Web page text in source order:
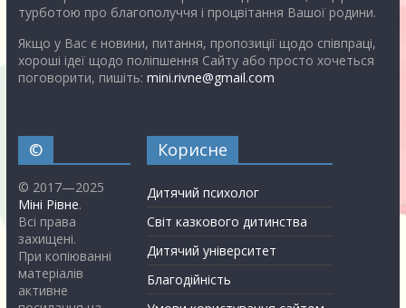
турботою про благополуччя і процвітання Вашої родини.
Якщо у Вас є новини, питання, пропозиції щодо співпраці,
хороші ідеї щодо поліпшення Сайту або просто хочеться
поговорити, пишіть: mini.rivne@gmail.com
©
© 2017—2025
Міні Рівне.
Всі права
захищені.
При копіюванні
матеріалів
активне
Корисне
Дитячий психолог
Світ казкового дитинства
Дитячий університет
Благодійність